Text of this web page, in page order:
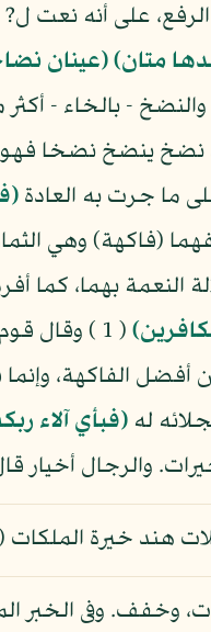
على أنه نعت
متان)(عينان
- بالخاء -
نضخ ينضخ نضخا
ما جرت به العادة
(فاكهة) وهي
النعمة بهما، كما
( 1 ) وقال
أفضل الفاكهة،
له (فبأي آلاء
والرجال أخيار
هند خيرة الملكات ( 2
وخفف. وفى الخبر